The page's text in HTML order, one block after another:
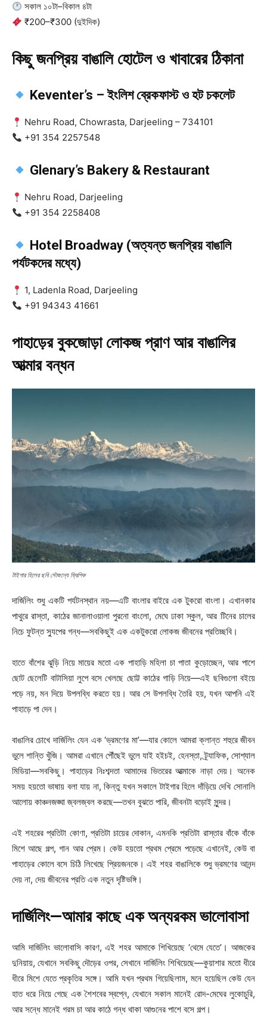
সকাল ১০টা–বিকাল ৪টা
₹200–₹300 (দুইদিক)
কিছু জনপ্রিয় বাঙালি হোটেল ও খাবারের ঠিকানা
Keventer’s – ইংলিশ ব্রেকফাস্ট ও হট চকলেট
Nehru Road, Chowrasta, Darjeeling – 734101
+91 354 2257548
Glenary’s Bakery & Restaurant
Nehru Road, Darjeeling
+91 354 2258408
Hotel Broadway (অত্যন্ত জনপ্রিয় বাঙালি
পর্যটকদের মধ্যে)
1, Ladenla Road, Darjeeling
+91 94343 41661
পাহাড়ের বুকজোড়া লোকজ প্রাণ আর বাঙালির
আত্মার বন্ধন
টাইগার হিলের ছবি সৌজন্যে ফ্রিপিক
দার্জিলিং শুধু একটি পর্যটনস্থান নয়—এটি বাংলার বাইরে এক টুকরো বাংলা। এখানকার
পাথুরে রাস্তা, কাঠের জানালাওয়ালা পুরনো বাংলো, মেঘে ঢাকা স্কুল, আর টিনের চালের
নিচে ফুটন্ত স্যুপের গন্ধ—সবকিছুই এক একটুকরো লোকজ জীবনের প্রতিচ্ছবি।
হাতে বাঁশের ঝুড়ি নিয়ে মায়ের মতো এক পাহাড়ি মহিলা চা পাতা কুড়োচ্ছেন, আর পাশে
ছোট ছেলেটি বাটাসিয়া লুপে বসে খেলছে ছোট্ট কাঠের গাড়ি নিয়ে—এই ছবিগুলো বইয়ে
পড়ে নয়, মন দিয়ে উপলব্ধি করতে হয়। আর সে উপলব্ধি তৈরি হয়, যখন আপনি এই
পাহাড়ে পা দেন।
বাঙালির চোখে দার্জিলিং যেন এক ‘ভ্রমণের মা’—যার কোলে আমরা ক্লান্ত শহুরে জীবন
ভুলে শান্তি খুঁজি। আমরা এখানে পৌঁছেই ভুলে যাই হইচই, হেনস্তা, ট্র্যাফিক, সোশ্যাল
মিডিয়া—সবকিছু। পাহাড়ের নিঃশব্দতা আমাদের ভিতরের আত্মাকে নাড়া দেয়। অনেক
সময় হয়তো ভাষায় বলা যায় না, কিন্তু যখন সকালে টাইগার হিলে দাঁড়িয়ে দেখি সোনালি
আলোয় কাঞ্চনজঙ্ঘা জ্বলজ্বল করছে—তখন বুঝতে পারি, জীবনটা বড়োই সুন্দর।
এই শহরের প্রতিটা কোণা, প্রতিটা চায়ের দোকান, এমনকি প্রতিটা রাস্তার বাঁকে বাঁকে
মিশে আছে গল্প, গান আর প্রেম। কেউ হয়তো প্রথম প্রেমে পড়েছে এখানেই, কেউ বা
পাহাড়ের কোলে বসে চিঠি লিখেছে প্রিয়জনকে। এই শহর বাঙালিকে শুধু ভ্রমণের আনন্দ
দেয় না, দেয় জীবনের প্রতি এক নতুন দৃষ্টিভঙ্গি।
দার্জিলিং—আমার কাছে এক অন্যরকম ভালোবাসা
আমি দার্জিলিং ভালোবাসি কারণ, এই শহর আমাকে শিখিয়েছে ‘থেমে যেতে’। আজকের
দুনিয়ায়, যেখানে সবকিছু দৌড়ের ওপর, সেখানে দার্জিলিং শিখিয়েছে—কুয়াশার মতো ধীরে
ধীরে মিশে যেতে প্রকৃতির সঙ্গে। আমি যখন প্রথম গিয়েছিলাম, মনে হয়েছিল কেউ যেন
হাত ধরে নিয়ে গেছে এক শৈশবের স্বপ্নে, যেখানে সকাল মানেই রোদ-মেঘের লুকোচুরি,
আর সন্ধে মানেই গরম চা আর কাঠে গন্ধ থাকা আগুনের পাশে বসে গল্প।